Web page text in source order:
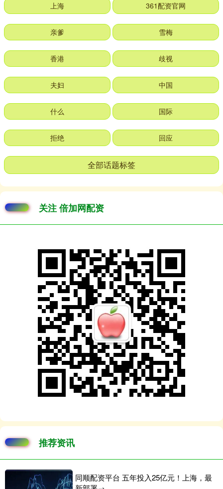
上海 361配资官网
亲爹 雪梅
香港 歧视
夫妇 中国
什么 国际
拒绝 回应
全部话题标签
关注 倍加网配资
推荐资讯
同顺配资平台 五年投入25亿元！上海，最